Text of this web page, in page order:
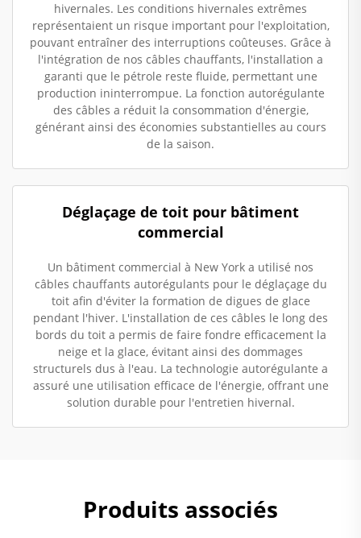
hivernales. Les conditions hivernales extrêmes
représentaient un risque important pour l'exploitation,
pouvant entraîner des interruptions coûteuses. Grâce à
l'intégration de nos câbles chauffants, l'installation a
garanti que le pétrole reste fluide, permettant une
production ininterrompue. La fonction autorégulante
des câbles a réduit la consommation d'énergie,
générant ainsi des économies substantielles au cours
de la saison.
Déglaçage de toit pour bâtiment
commercial
Un bâtiment commercial à New York a utilisé nos
câbles chauffants autorégulants pour le déglaçage du
toit afin d'éviter la formation de digues de glace
pendant l'hiver. L'installation de ces câbles le long des
bords du toit a permis de faire fondre efficacement la
neige et la glace, évitant ainsi des dommages
structurels dus à l'eau. La technologie autorégulante a
assuré une utilisation efficace de l'énergie, offrant une
solution durable pour l'entretien hivernal.
Produits associés